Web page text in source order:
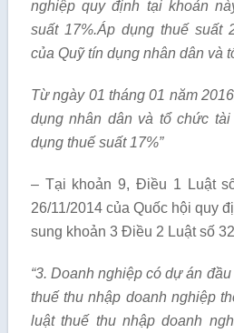
nghiệp quy định tại khoản
suất 17%.Áp dụng thuếsuất
của Quỹ tín dụng nhân dân và
Từ ngày 01 tháng 01 năm
dụng nhân dân và tổ chức
dụng thuế suất 17%”
– Tại khoản 9, Điều 1 Luật
26/11/2014 của Quốc hội quy
sung khoản 3 Điều 2 Luật số
“3. Doanh nghiệp có dự án
thuế thu nhập doanh nghiệp
luật thuế thu nhập doanh